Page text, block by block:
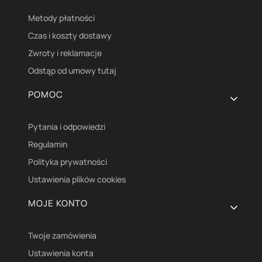
Metody płatności
Czas i koszty dostawy
Zwroty i reklamacje
Odstąp od umowy tutaj
POMOC
Pytania i odpowiedzi
Regulamin
Polityka prywatności
Ustawienia plików cookies
MOJE KONTO
Twoje zamówienia
Ustawienia konta